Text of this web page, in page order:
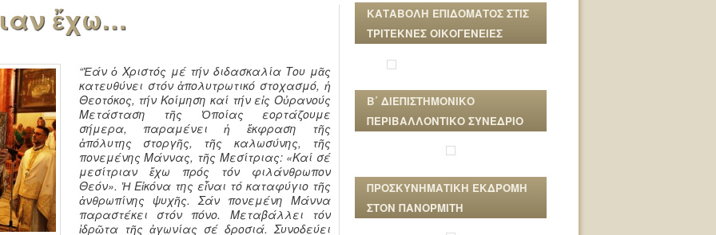
ἔχω…
“Ἐάν ὁ Χριστός μέ τήν διδασκαλία Του μᾶς
κατευθύνει στόν ἀπολυτρωτικό στοχασμό, ἡ
Θεοτόκος, τήν Κοίμηση καί τήν εἰς Οὐρανούς
Μετάσταση τῆς Ὁποίας εορτάζουμε
σήμερα, παραμένει ἡ ἔκφραση τῆς
ἀπόλυτης στοργῆς, τῆς καλωσύνης, τῆς
πονεμένης Μάννας, τῆς Μεσίτριας: «Καί σέ
μεσίτριαν ἔχω πρός τόν φιλάνθρωπον
Θεόν». Ἡ Εἰκόνα της εἶναι τό καταφύγιο τῆς
ἀνθρωπίνης ψυχῆς. Σάν πονεμένη Μάννα
παραστέκει στόν πόνο. Μεταβάλλει τόν
ἱδρῶτα τῆς ἀγωνίας σέ δροσιά. Συνοδεύει
ΚΑΤΑΒΟΛΗ ΕΠΙΔΟΜΑΤΟΣ ΣΤΙΣ
ΤΡΙΤΕΚΝΕΣ ΟΙΚΟΓΕΝΕΙΕΣ
Β΄ ΔΙΕΠΙΣΤΗΜΟΝΙΚΟ
ΠΕΡΙΒΑΛΛΟΝΤΙΚΟ ΣΥΝΕΔΡΙΟ
ΠΡΟΣΚΥΝΗΜΑΤΙΚΗ ΕΚΔΡΟΜΗ
ΣΤΟΝ ΠΑΝΟΡΜΙΤΗ